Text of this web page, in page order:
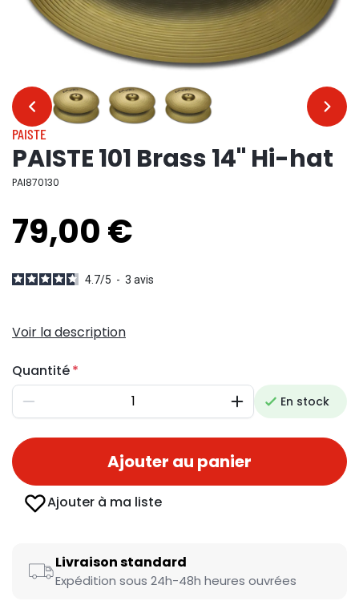
… …
PAISTE
PAISTE 101 Brass 14" Hi-hat
PAI870130
79,00 €
4.7/5 - 3 avis
Voir la description
Quantité
Diminuer AugmenterEn stock
Ajouter au panier
Ajouter à ma liste
Livraison standard
Expédition sous 24h-48h heures ouvrées